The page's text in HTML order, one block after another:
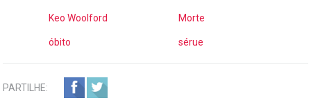
Keo Woolford Morte
óbito sérue
PARTILHE: